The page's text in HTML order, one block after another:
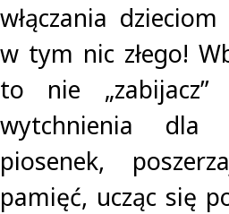
włączania
w tym nic złego!
to nie
wytchnienia dla
piosenek,
pamięć, ucząc się